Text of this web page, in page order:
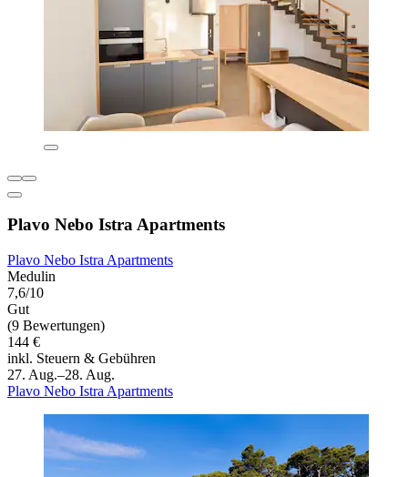
Plavo Nebo Istra Apartments
Plavo Nebo Istra Apartments
Medulin
7,6/10
Gut
(9 Bewertungen)
144 €
inkl. Steuern & Gebühren
27. Aug.–28. Aug.
Plavo Nebo Istra Apartments